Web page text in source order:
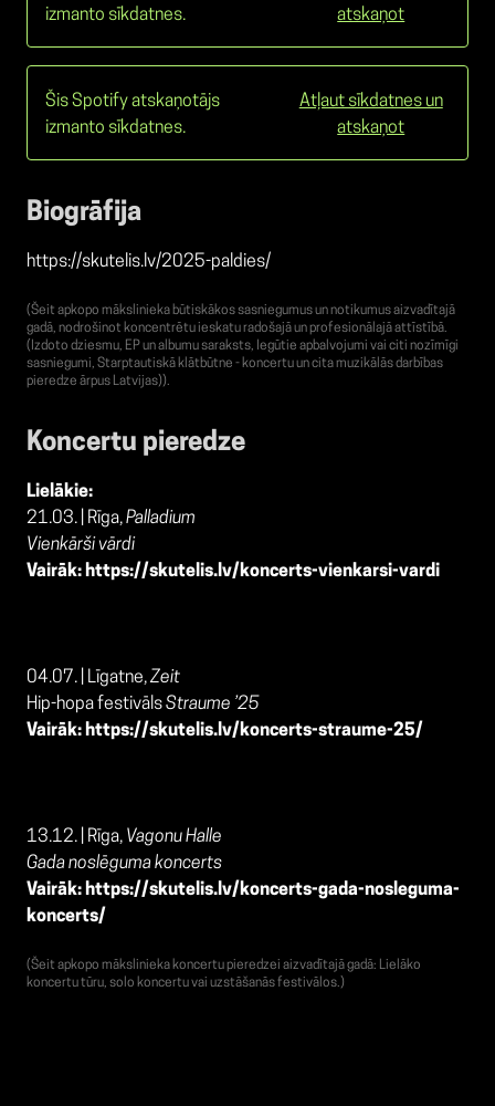
izmanto sīkdatnes.
atskaņot
Šis Spotify atskaņotājs
izmanto sīkdatnes.
Atļaut sīkdatnes un
atskaņot
Biogrāfija
https://skutelis.lv/2025-paldies/
(Šeit apkopo mākslinieka būtiskākos sasniegumus un notikumus aizvadītajā
gadā, nodrošinot koncentrētu ieskatu radošajā un profesionālajā attīstībā.
(Izdoto dziesmu, EP un albumu saraksts, Iegūtie apbalvojumi vai citi nozīmīgi
sasniegumi, Starptautiskā klātbūtne - koncertu un cita muzikālās darbības
pieredze ārpus Latvijas)).
Koncertu pieredze
Lielākie:
21.03. | Rīga,Palladium
Vienkārši vārdi
Vairāk:https://skutelis.lv/koncerts-vienkarsi-vardi
04.07. | Līgatne,Zeit
Hip-hopa festivālsStraume ’25
Vairāk:https://skutelis.lv/koncerts-straume-25/
13.12. | Rīga, Vagonu Halle
Gada noslēguma koncerts
Vairāk:https://skutelis.lv/koncerts-gada-nosleguma-
koncerts/
(Šeit apkopo mākslinieka koncertu pieredzei aizvadītajā gadā: Lielāko
koncertu tūru, solo koncertu vai uzstāšanās festivālos.)